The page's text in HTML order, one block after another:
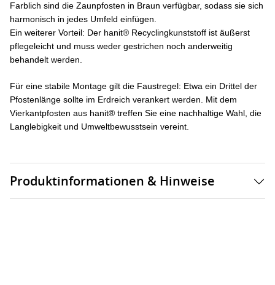
Farblich sind die Zaunpfosten in Braun verfügbar, sodass sie sich
harmonisch in jedes Umfeld einfügen.
Ein weiterer Vorteil: Der hanit® Recyclingkunststoff ist äußerst
pflegeleicht und muss weder gestrichen noch anderweitig
behandelt werden.
Für eine stabile Montage gilt die Faustregel: Etwa ein Drittel der
Pfostenlänge sollte im Erdreich verankert werden. Mit dem
Vierkantpfosten aus hanit® treffen Sie eine nachhaltige Wahl, die
Langlebigkeit und Umweltbewusstsein vereint.
Produktinformationen & Hinweise